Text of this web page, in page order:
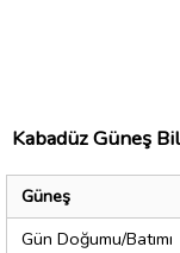
Kabadüz Güneş
Güneş
Gün Doğumu/Batımı